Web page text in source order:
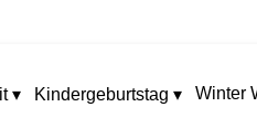
▾ Kindergeburtstag ▾ Winter